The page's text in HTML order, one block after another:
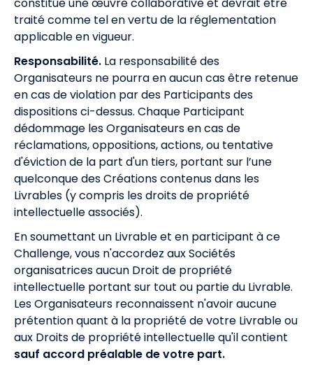
traité comme tel en vertu de la réglementation
applicable en vigueur.
Responsabilité. La responsabilité des
Organisateurs ne pourra en aucun cas être retenue
en cas de violation par des Participants des
dispositions ci-dessus. Chaque Participant
dédommage les Organisateurs en cas de
réclamations, oppositions, actions, ou tentative
d'éviction de la part d'un tiers, portant sur l’une
quelconque des Créations contenus dans les
Livrables (y compris les droits de propriété
intellectuelle associés).
En soumettant un Livrable et en participant à ce
Challenge, vous n'accordez aux Sociétés
organisatrices aucun Droit de propriété
intellectuelle portant sur tout ou partie du Livrable.
Les Organisateurs reconnaissent n'avoir aucune
prétention quant à la propriété de votre Livrable ou
aux Droits de propriété intellectuelle qu'il contient
sauf accord préalable de votre part.